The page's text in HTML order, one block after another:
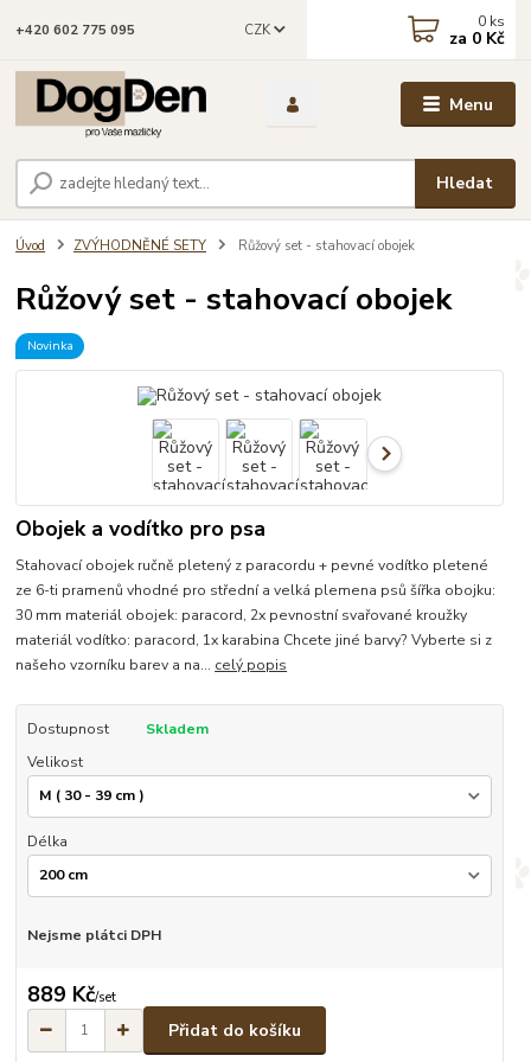
Menu
CZK
Hledat
+420 602 775 095 0 ks
za 0 Kč
Úvod ZVÝHODNĚNÉ SETY Růžový set - stahovací obojek
Růžový set - stahovací obojek
Novinka
Obojek a vodítko pro psa
Stahovací obojek ručně pletený z paracordu + pevné vodítko pletené
ze 6-ti pramenů vhodné pro střední a velká plemena psů šířka obojku:
30 mm materiál obojek: paracord, 2x pevnostní svařované kroužky
materiál vodítko: paracord, 1x karabina Chcete jiné barvy? Vyberte si z
našeho vzorníku barev a na... celý popis
Dostupnost
Skladem
Velikost
Délka
Nejsme plátci DPH
889 Kč/set
Přidat do košíku